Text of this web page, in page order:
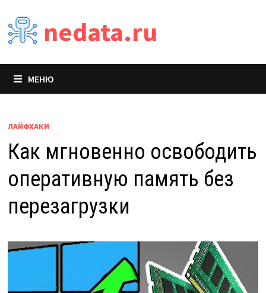
содержимомуnedata.ru
МЕНЮ
ЛАЙФХАКИ
Как мгновенно освободить
оперативную память без
перезагрузки